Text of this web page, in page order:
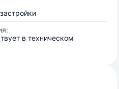
в техническом